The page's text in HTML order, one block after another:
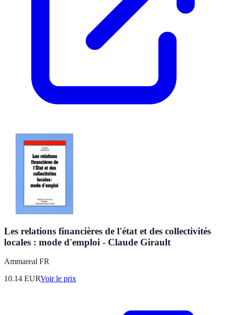
Les relations financières de l'état et des collectivités
locales : mode d'emploi - Claude Girault
Ammareal FR
10.14 EURVoir le prix